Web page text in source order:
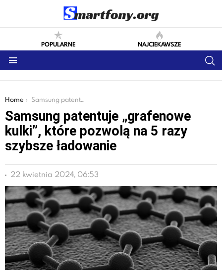
POPULARNE NAJCIEKAWSZE
You are here:
Home Samsung patentuje „grafenowe kulki”, które pozwolą na 5 razy szybsze ładowanie
Samsung patentuje „grafenowe
kulki”, które pozwolą na 5 razy
szybsze ładowanie
22 kwietnia 2024, 06:53